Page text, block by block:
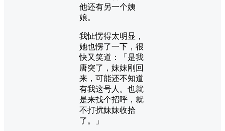
他还有另一个姨
娘。
我怔愣得太明显，
她也愣了一下，很
快又笑道：「是我
唐突了，妹妹刚回
来，可能还不知道
有我这号人。也就
是来找个招呼，就
不打扰妹妹收拾
了。」